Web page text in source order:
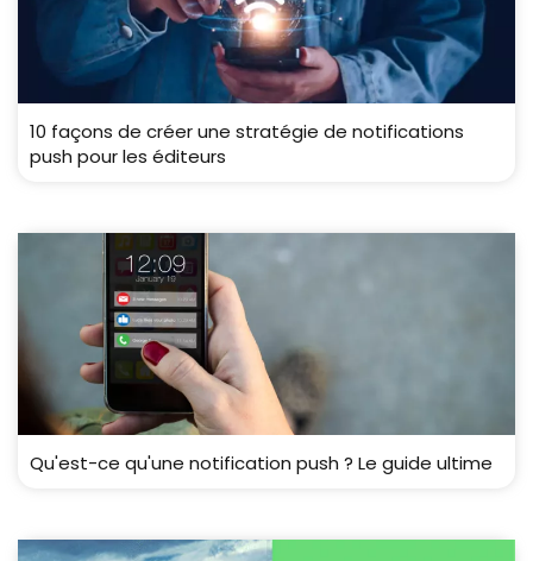
10 façons de créer une stratégie de notifications
push pour les éditeurs
Qu'est-ce qu'une notification push ? Le guide ultime